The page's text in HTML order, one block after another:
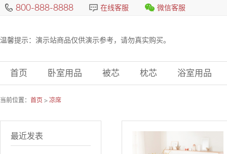
800-888-8888 在线客服 微信客服
温馨提示：演示站商品仅供演示参考，请勿真实购买。
首页 卧室用品 被芯 枕芯 浴室用品
当前位置： 首页 > 凉席
最近发表